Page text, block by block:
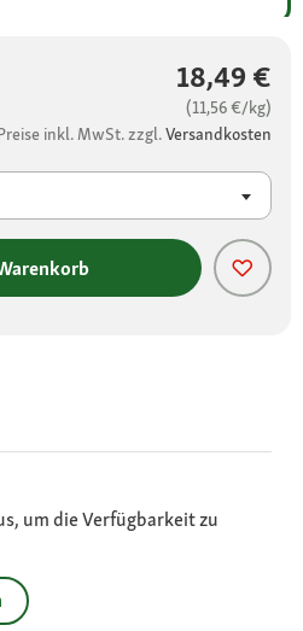
18,49 €
(11,56 €/kg)
inkl. MwSt. zzgl.Versandkosten
um die Verfügbarkeit zu